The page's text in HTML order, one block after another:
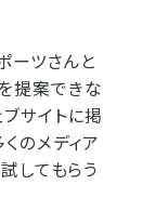
ーツさんと
提案できな
サイトに掲
のメディア
してもらう